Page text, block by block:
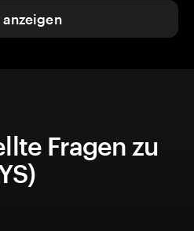
Fragen zu